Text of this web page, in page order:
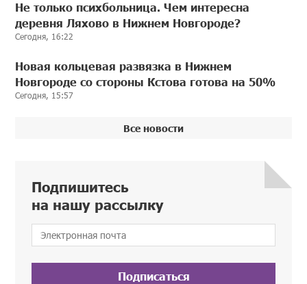
Не только психбольница. Чем интересна
деревня Ляхово в Нижнем Новгороде?
Сегодня, 16:22
Новая кольцевая развязка в Нижнем
Новгороде со стороны Кстова готова на 50%
Сегодня, 15:57
Все новости
Подпишитесь
на нашу рассылку
Подписаться